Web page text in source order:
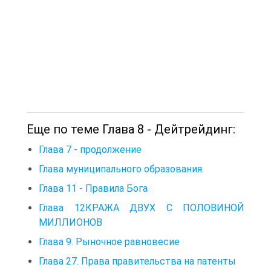
Еще по теме Глава 8 - Дейтрейдинг:
Глава 7 - продолжение
Глава муниципального образования.
Глава 11 - Правила Бога
Глава 12КРАЖА ДВУХ С ПОЛОВИНОЙ
МИЛЛИОНОВ
Глава 9. Рыночное равновесие
Глава 27. Права правительства на патенты